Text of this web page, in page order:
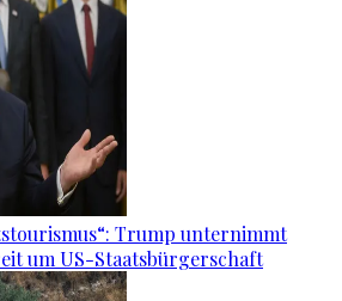
Trump unternimmt
um US-Staatsbürgerschaft